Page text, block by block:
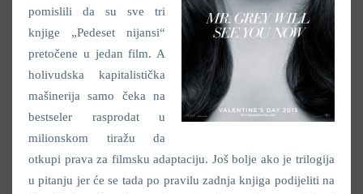
pomislili da su sve tri
knjige „Pedeset nijansi“
pretočene u jedan film. A
holivudska kapitalistička
mašinerija samo čeka na
bestseler rasprodat u
milionskom tiražu da
otkupi prava za filmsku adaptaciju. Još bolje ako je trilogija
u pitanju jer će se tada po pravilu zadnja knjiga podijeliti na